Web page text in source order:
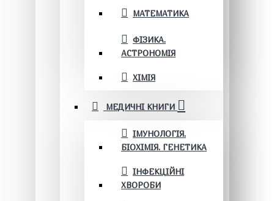
МАТЕМАТИКА
ФІЗИКА.
АСТРОНОМІЯ
ХІМІЯ
МЕДИЧНІ КНИГИ
ІМУНОЛОГІЯ.
БІОХІМІЯ. ГЕНЕТИКА
ІНФЕКЦІЙНІ
ХВОРОБИ